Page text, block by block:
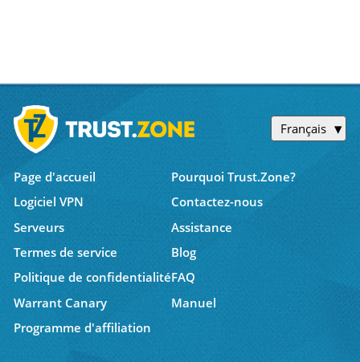
Français
Page d'accueil
Pourquoi Trust.Zone?
Logiciel VPN
Contactez-nous
Serveurs
Assistance
Termes de service
Blog
Politique de confidentialitéFAQ
Warrant Canary
Manuel
Programme d'affiliation